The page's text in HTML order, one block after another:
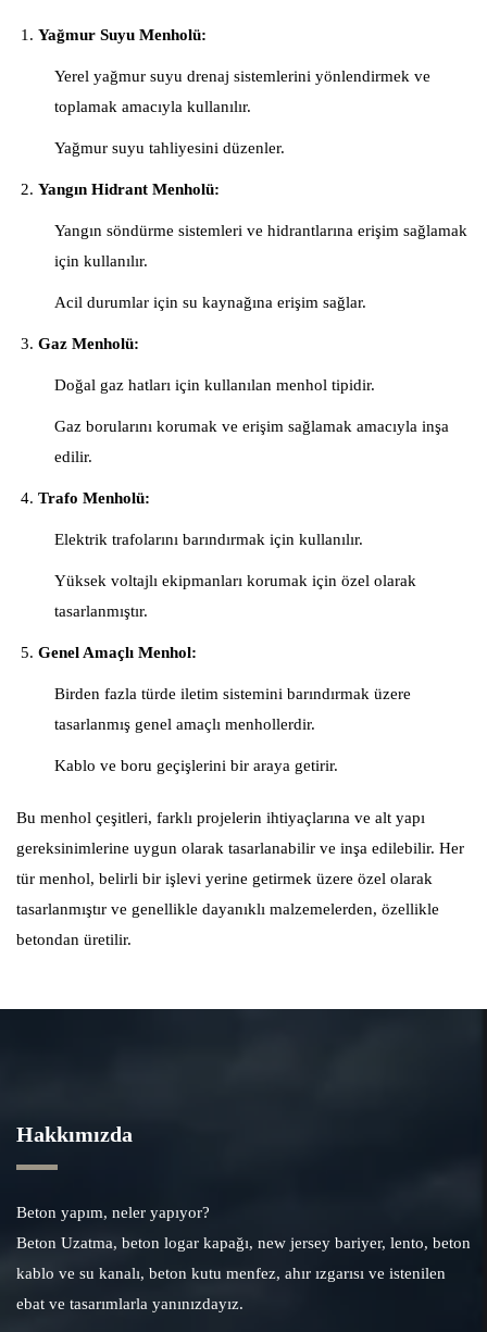
Yağmur Suyu Menholü:
Yerel yağmur suyu drenaj sistemlerini yönlendirmek ve
toplamak amacıyla kullanılır.
Yağmur suyu tahliyesini düzenler.
Yangın Hidrant Menholü:
Yangın söndürme sistemleri ve hidrantlarına erişim sağlamak
için kullanılır.
Acil durumlar için su kaynağına erişim sağlar.
Gaz Menholü:
Doğal gaz hatları için kullanılan menhol tipidir.
Gaz borularını korumak ve erişim sağlamak amacıyla inşa
edilir.
Trafo Menholü:
Elektrik trafolarını barındırmak için kullanılır.
Yüksek voltajlı ekipmanları korumak için özel olarak
tasarlanmıştır.
Genel Amaçlı Menhol:
Birden fazla türde iletim sistemini barındırmak üzere
tasarlanmış genel amaçlı menhollerdir.
Kablo ve boru geçişlerini bir araya getirir.
Bu menhol çeşitleri, farklı projelerin ihtiyaçlarına ve alt yapı
gereksinimlerine uygun olarak tasarlanabilir ve inşa edilebilir. Her
tür menhol, belirli bir işlevi yerine getirmek üzere özel olarak
tasarlanmıştır ve genellikle dayanıklı malzemelerden, özellikle
betondan üretilir.
Hakkımızda
Beton yapım, neler yapıyor?
Beton Uzatma, beton logar kapağı, new jersey bariyer, lento, beton
kablo ve su kanalı, beton kutu menfez, ahır ızgarısı ve istenilen
ebat ve tasarımlarla yanınızdayız.